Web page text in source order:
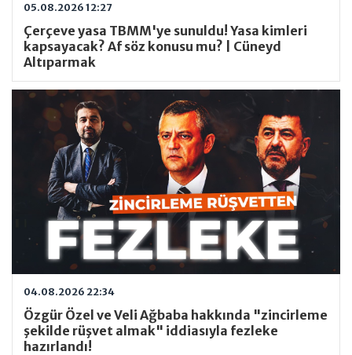
05.08.2026 12:27
Çerçeve yasa TBMM'ye sunuldu! Yasa kimleri
kapsayacak? Af söz konusu mu? | Cüneyd
Altıparmak
04.08.2026 22:34
Özgür Özel ve Veli Ağbaba hakkında "zincirleme
şekilde rüşvet almak" iddiasıyla fezleke
hazırlandı!